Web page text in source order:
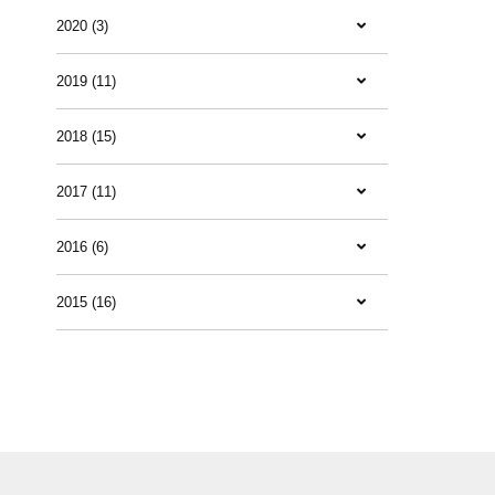
2020 (3)
2019 (11)
2018 (15)
2017 (11)
2016 (6)
2015 (16)